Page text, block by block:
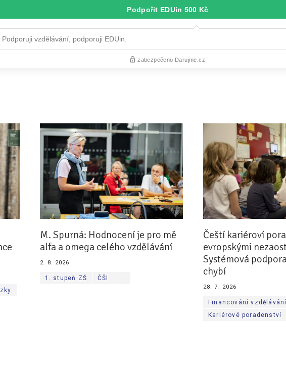
M. Spurná: Hodnocení je pro mě
alfa a omega celého vzdělávání
2. 8. 2026
1. stupeň ZŠ ČŠI ...
Čeští kariéroví
evropskými
Systémová
chybí
28. 7. 2026
Financování vzdělávání
Kariérové poradenství